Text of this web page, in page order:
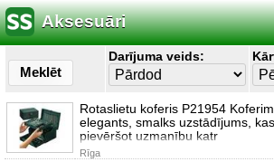
Aksesuāri
Meklēt
Darījuma veids:
Rotaslietu koferis P21954
elegants, smalks uzstādījums,
pievēršot uzmanību katr
Rīga